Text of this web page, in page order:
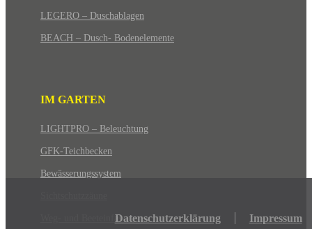
Datenschutzerklärung Impressum
LEGERO – Duschablagen
BEACH – Dusch- Bodenelemente
IM GARTEN
LIGHTPRO – Beleuchtung
GFK-Teichbecken
Bewässerungssystem
Weg- und Beeteinfassungen